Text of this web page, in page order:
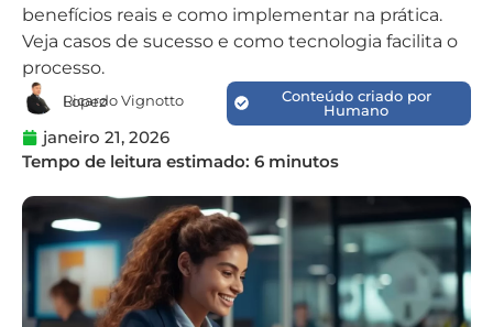
benefícios reais e como implementar na prática.
Veja casos de sucesso e como tecnologia facilita o
processo.
Ricardo Vignotto Lopez
Conteúdo criado por
Humano
janeiro 21, 2026